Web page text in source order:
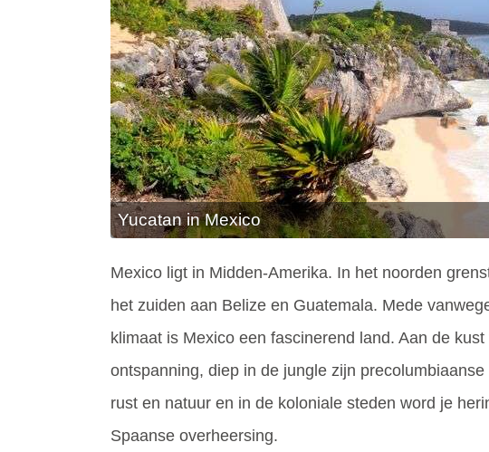
Yucatan in Mexico
Mexico ligt in Midden-Amerika. In het noorden
het zuiden aan Belize en Guatemala. Mede
klimaat is Mexico een fascinerend land. Aan de
ontspanning, diep in de jungle zijn
rust en natuur en in de koloniale steden word je
Spaanse overheersing.